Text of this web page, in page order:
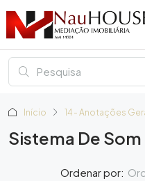
Início 14 - Anotações
Sistema De Som
Ordenar por: